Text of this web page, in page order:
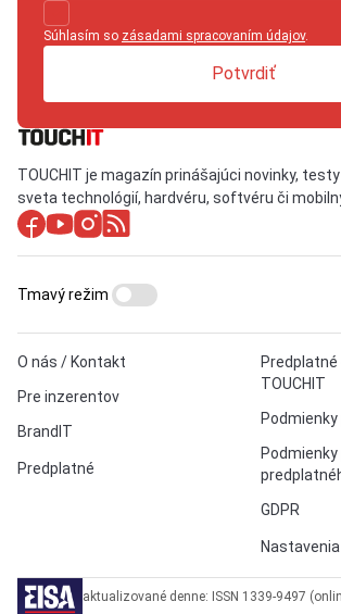
Súhlasím so zásadami spracovaním údajov.
Potvrdiť
TOUCHIT je magazín prinášajúci novinky,
sveta technológií, hardvéru, softvéru či
O nás / Kontakt
Pre inzerentov
BrandIT
Predplatné
TOUCHIT
GDPR
Tmavý režim
aktualizované denne: ISSN 1339-9497